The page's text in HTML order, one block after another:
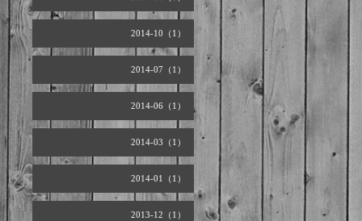
2014-10（1）
2014-07（1）
2014-06（1）
2014-03（1）
2014-01（1）
2013-12（1）